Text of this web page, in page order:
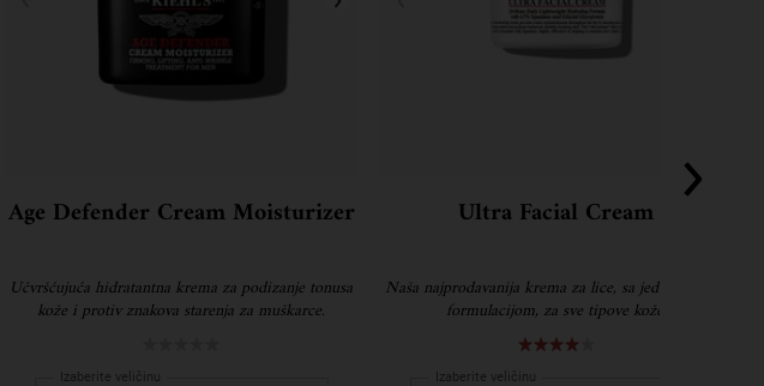
Age Defender Cream Moisturizer
Učvršćujuća hidratantna krema za podizanje tonusa
kože i protiv znakova starenja za muškarce.
Izaberite veličinu
Ultra Facial Cream
Naša najprodavanija krema za lice, sa jedinstvenom
formulacijom, za sve tipove kože.
Izaberite veličinu